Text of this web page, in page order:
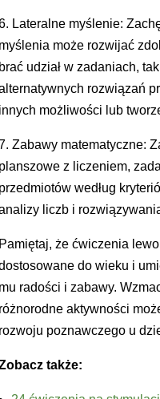
Lateralne myślenie:
może rozwijać
udział w zadaniach,
rozwiązań
możliwości lub
Zabawy matematyczne:
z liczeniem,
według
liczb i
że ćwiczenia
do wieku i
radości i zabawy.
aktywności
poznawczego u
także: